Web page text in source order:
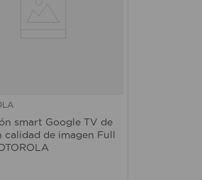
smart Google TV de
calidad de imagen Full